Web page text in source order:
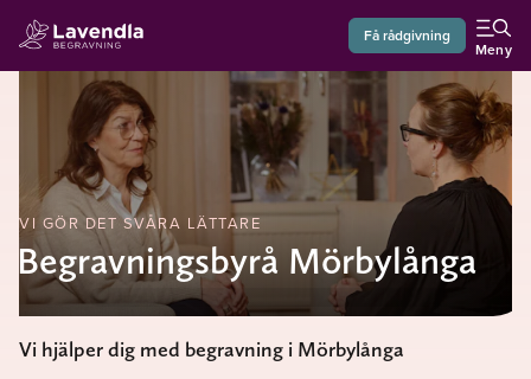
Få rådgivning
Meny
VI GÖR DET SVÅRA LÄTTARE
Begravningsbyrå Mörbylånga
Vi hjälper dig med begravning i Mörbylånga